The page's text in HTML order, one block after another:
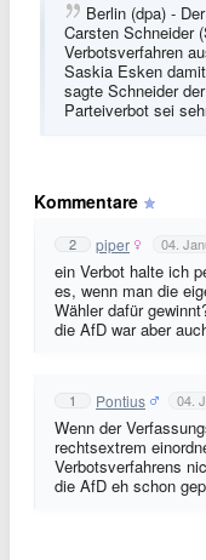
Berlin (dpa) -
Carsten Schneider
Verbotsverfahren
Saskia Esken
sagte Schneider
Parteiverbot sei
Kommentare
2 piper 04.
ein Verbot halte ich
es, wenn man die
Wähler dafür
die AfD war aber
1 Pontius 04.
Wenn der
rechtsextrem
Verbotsverfahrens
die AfD eh schon